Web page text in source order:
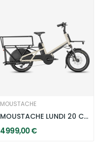
MOUSTACHE
MOUSTACHE LUNDI 20 CARGO 3 - GRIS SOIE
4 999,00 €